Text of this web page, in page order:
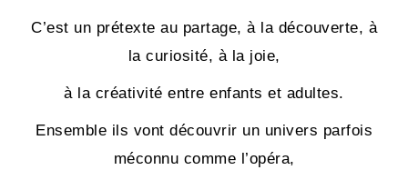
C’est un prétexte au partage, à la découverte, à
la curiosité, à la joie,
à la créativité entre enfants et adultes.
Ensemble ils vont découvrir un univers parfois
méconnu comme l’opéra,